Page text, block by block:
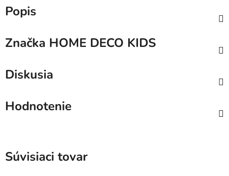
Popis
Značka HOME DECO KIDS
Diskusia
Hodnotenie
Súvisiaci tovar